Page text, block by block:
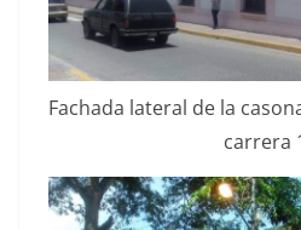
Facha­da lat­er­al de la
car­rera